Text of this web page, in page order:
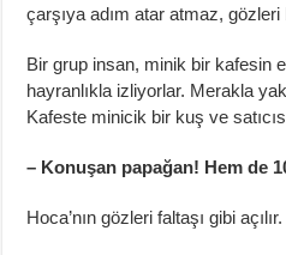
çarşıya adım atar atmaz, gözleri
Bir grup insan, minik bir kafesin
hayranlıkla izliyorlar. Merakla
Kafeste minicik bir kuş ve
– Konuşan papağan! Hem de
Hoca’nın gözleri faltaşı gibi